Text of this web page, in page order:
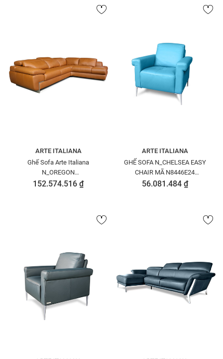
ARTE ITALIANA
Ghế Sofa Arte Italiana
N_OREGON
SQ.COR.CHR.SQ.TER.LEFT FAC.
152.574.516 ₫
ARTE ITALIANA
GHẾ SOFA N_CHELSEA EASY
CHAIR MÃ N8446E24
PETOR0353
56.081.484 ₫